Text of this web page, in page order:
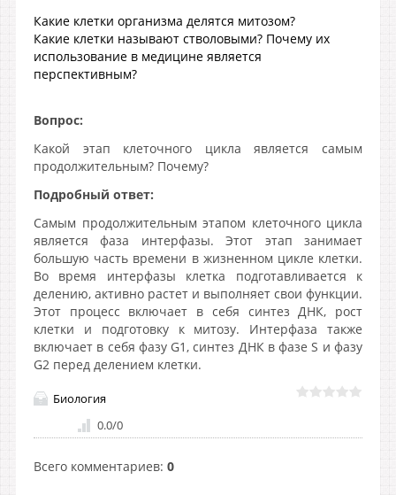
Какие клетки организма делятся митозом?
Какие клетки называют стволовыми? Почему их
использование в медицине является
перспективным?
Вопрос:
Какой этап клеточного цикла является самым
продолжительным? Почему?
Подробный ответ:
Самым продолжительным этапом клеточного цикла
является фаза интерфазы. Этот этап занимает
большую часть времени в жизненном цикле клетки.
Во время интерфазы клетка подготавливается к
делению, активно растет и выполняет свои функции.
Этот процесс включает в себя синтез ДНК, рост
клетки и подготовку к митозу. Интерфаза также
включает в себя фазу G1, синтез ДНК в фазе S и фазу
G2 перед делением клетки.
Биология
0.0/0
Всего комментариев: 0